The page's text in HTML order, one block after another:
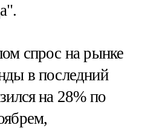
спрос на рынке
в последний
на 28% по